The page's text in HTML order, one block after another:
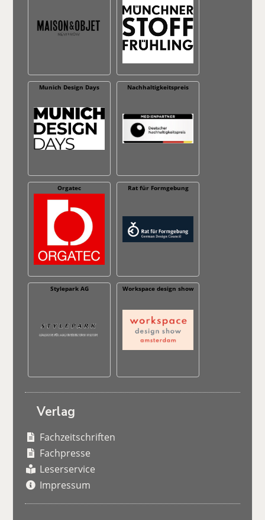
Munich Design Days Nachhaltig­keitspreis
Orgatec Rat für Formgebung
Stylepark AG Workspace design show
Verlag
Fachzeitschriften
Fachpresse
Leserservice
Impressum